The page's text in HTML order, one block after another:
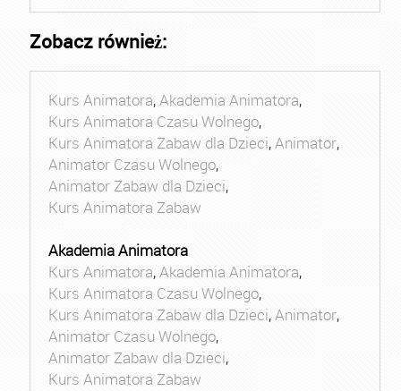
Zobacz również:
Kurs Animatora,Akademia Animatora,
Kurs Animatora Czasu Wolnego,
Kurs Animatora Zabaw dla Dzieci,Animator,
Animator Czasu Wolnego,
Animator Zabaw dla Dzieci,
Kurs Animatora Zabaw
Akademia Animatora
Kurs Animatora,Akademia Animatora,
Kurs Animatora Czasu Wolnego,
Kurs Animatora Zabaw dla Dzieci,Animator,
Animator Czasu Wolnego,
Animator Zabaw dla Dzieci,
Kurs Animatora Zabaw